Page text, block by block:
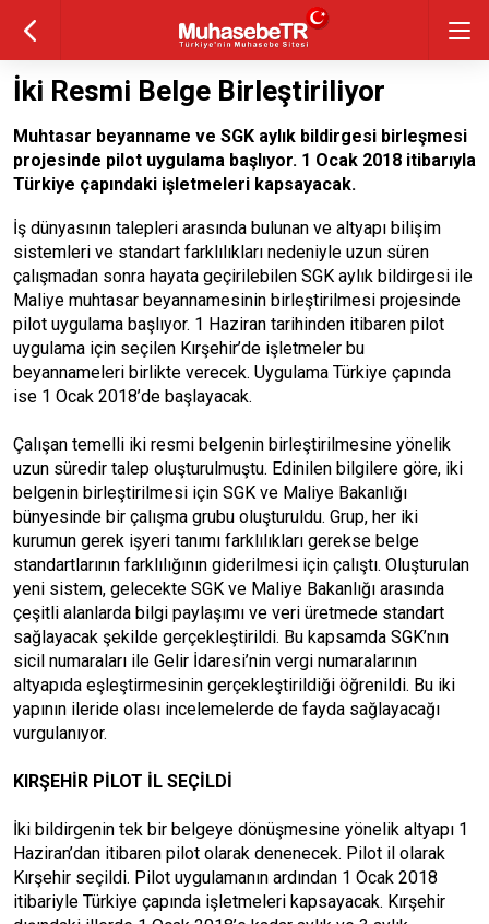
İki Resmi Belge Birleştiriliyor
Muhtasar beyanname ve SGK aylık bildirgesi birleşmesi
projesinde pilot uygulama başlıyor. 1 Ocak 2018 itibarıyla
Türkiye çapındaki işletmeleri kapsayacak.
İş dünyasının talepleri arasında bulunan ve altyapı bilişim
sistemleri ve standart farklılıkları nedeniyle uzun süren
çalışmadan sonra hayata geçirilebilen SGK aylık bildirgesi ile
Maliye muhtasar beyannamesinin birleştirilmesi projesinde
pilot uygulama başlıyor. 1 Haziran tarihinden itibaren pilot
uygulama için seçilen Kırşehir’de işletmeler bu
beyannameleri birlikte verecek. Uygulama Türkiye çapında
ise 1 Ocak 2018’de başlayacak.
Çalışan temelli iki resmi belgenin birleştirilmesine yönelik
uzun süredir talep oluşturulmuştu. Edinilen bilgilere göre, iki
belgenin birleştirilmesi için SGK ve Maliye Bakanlığı
bünyesinde bir çalışma grubu oluşturuldu. Grup, her iki
kurumun gerek işyeri tanımı farklılıkları gerekse belge
standartlarının farklılığının giderilmesi için çalıştı. Oluşturulan
yeni sistem, gelecekte SGK ve Maliye Bakanlığı arasında
çeşitli alanlarda bilgi paylaşımı ve veri üretmede standart
sağlayacak şekilde gerçekleştirildi. Bu kapsamda SGK’nın
sicil numaraları ile Gelir İdaresi’nin vergi numaralarının
altyapıda eşleştirmesinin gerçekleştirildiği öğrenildi. Bu iki
yapının ileride olası incelemelerde de fayda sağlayacağı
vurgulanıyor.
KIRŞEHİR PİLOT İL SEÇİLDİ
İki bildirgenin tek bir belgeye dönüşmesine yönelik altyapı 1
Haziran’dan itibaren pilot olarak denenecek. Pilot il olarak
Kırşehir seçildi. Pilot uygulamanın ardından 1 Ocak 2018
itibariyle Türkiye çapında işletmeleri kapsayacak. Kırşehir